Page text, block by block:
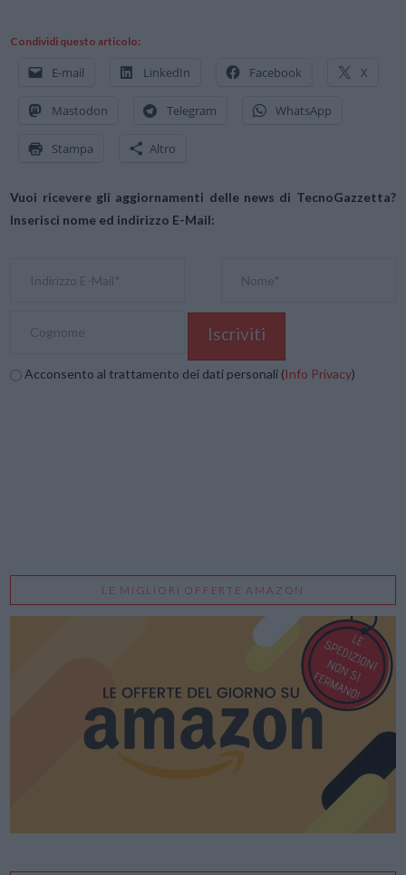
Condividi questo articolo:
E-mail LinkedIn Facebook X
Mastodon Telegram WhatsApp
Stampa Altro
Vuoi ricevere gli aggiornamenti delle news di TecnoGazzetta?
Inserisci nome ed indirizzo E-Mail:
Acconsento al trattamento dei dati personali (Info Privacy)
LE MIGLIORI OFFERTE AMAZON